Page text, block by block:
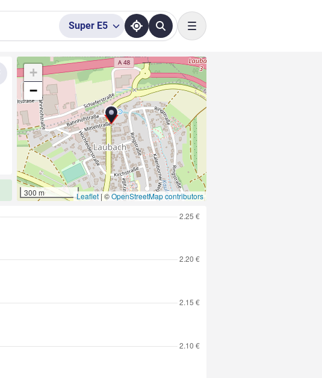
Super E5
Toggle navigation
+
−
300 m Leaflet |©OpenStreetMap contributors